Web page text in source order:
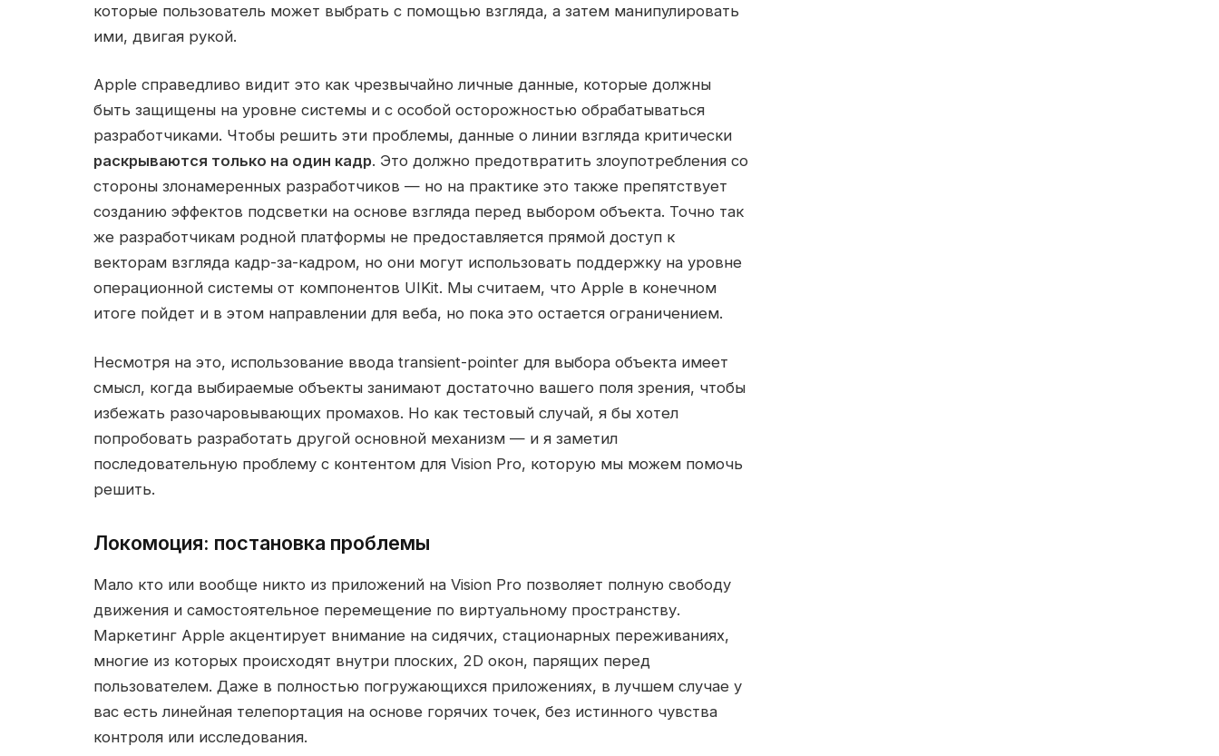
которые пользователь может выбрать с помощью взгляда, а затем манипулировать
ими, двигая рукой.
Apple справедливо видит это как чрезвычайно личные данные, которые должны
быть защищены на уровне системы и с особой осторожностью обрабатываться
разработчиками. Чтобы решить эти проблемы, данные о линии взгляда критически
раскрываются только на один кадр. Это должно предотвратить злоупотребления со
стороны злонамеренных разработчиков — но на практике это также препятствует
созданию эффектов подсветки на основе взгляда перед выбором объекта. Точно так
же разработчикам родной платформы не предоставляется прямой доступ к
векторам взгляда кадр-за-кадром, но они могут использовать поддержку на уровне
операционной системы от компонентов UIKit. Мы считаем, что Apple в конечном
итоге пойдет и в этом направлении для веба, но пока это остается ограничением.
Несмотря на это, использование ввода transient-pointer для выбора объекта имеет
смысл, когда выбираемые объекты занимают достаточно вашего поля зрения, чтобы
избежать разочаровывающих промахов. Но как тестовый случай, я бы хотел
попробовать разработать другой основной механизм — и я заметил
последовательную проблему с контентом для Vision Pro, которую мы можем помочь
решить.
Локомоция: постановка проблемы
Мало кто или вообще никто из приложений на Vision Pro позволяет полную свободу
движения и самостоятельное перемещение по виртуальному пространству.
Маркетинг Apple акцентирует внимание на сидячих, стационарных переживаниях,
многие из которых происходят внутри плоских, 2D окон, парящих перед
пользователем. Даже в полностью погружающихся приложениях, в лучшем случае у
вас есть линейная телепортация на основе горячих точек, без истинного чувства
контроля или исследования.